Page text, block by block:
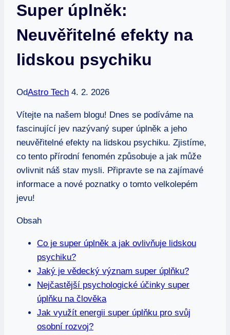
Super úplněk:
Neuvěřitelné efekty na
lidskou psychiku
OdAstro Tech 4. 2. 2026
Vítejte na našem blogu! Dnes se podíváme na
fascinující jev nazývaný super úplněk a jeho
neuvěřitelné efekty na lidskou psychiku. Zjistíme,
co tento přírodní fenomén způsobuje a jak může
ovlivnit náš stav mysli. Připravte se na zajímavé
informace a nové poznatky o tomto velkolepém
jevu!
Obsah
Co je super úplněk a jak ovlivňuje lidskou
psychiku?
Jaký je vědecký význam super úplňku?
Nejčastější psychologické účinky super
úplňku na člověka
Jak využít energii super úplňku pro svůj
osobní rozvoj?